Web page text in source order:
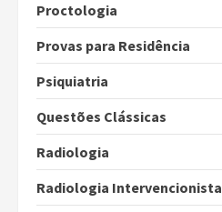
Proctologia
Provas para Residência
Psiquiatria
Questões Clássicas
Radiologia
Radiologia Intervencionista